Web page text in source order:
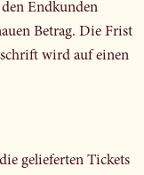
Endkunden
Betrag. Die Frist
wird auf einen
gelieferten Tickets